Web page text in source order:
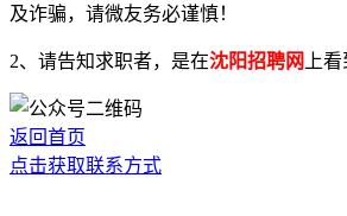
及诈骗，请微友务必谨慎！
2、请告知求职者，是在沈阳招聘网上看
返回首页
点击获取联系方式